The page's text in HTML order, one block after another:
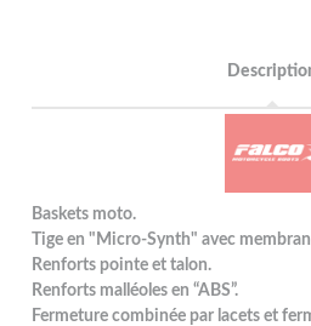
Baskets moto.
Tige en "Micro-Synth" avec
Renforts pointe et talon.
Renforts malléoles en “ABS”.
Fermeture combinée par lacets et